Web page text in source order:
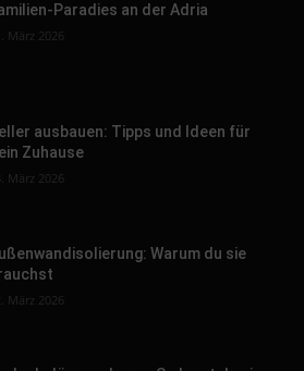
Paradies an der Adria
März 2026
ausbauen: Tipps und Ideen für
Zuhause
März 2026
Warum du sie
März 2026